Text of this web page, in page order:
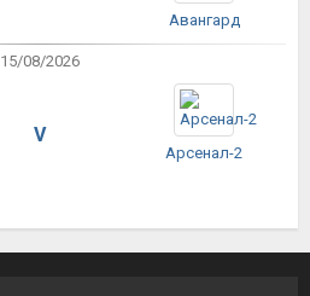
Авангард
15/08/2026
V
Арсенал-2